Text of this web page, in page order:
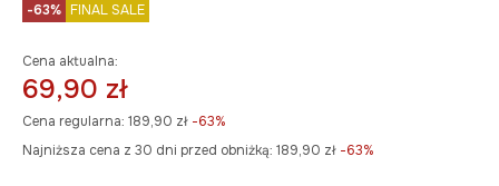
-63% FINAL SALE
Cena aktualna:
69,90 zł
Cena regularna: 189,90 zł -63%
Najniższa cena z 30 dni przed obniżką: 189,90 zł -63%